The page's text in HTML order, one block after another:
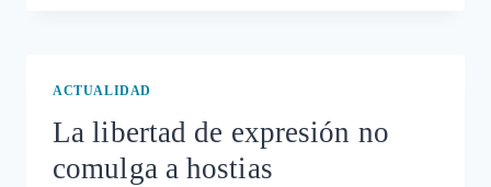
NOSOTROS
ACTUALIDAD
La libertad de expresión no
comulga a hostias